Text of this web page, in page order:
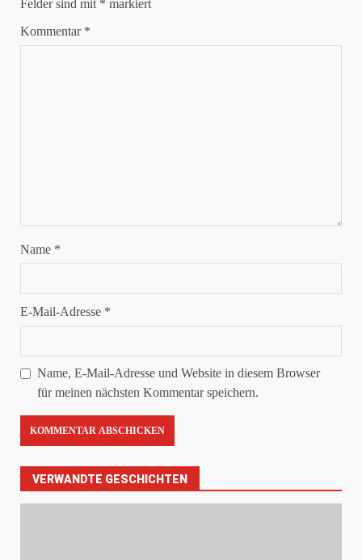
Felder sind mit * markiert
Kommentar *
Name *
E-Mail-Adresse *
Name, E-Mail-Adresse und Website in diesem Browser
für meinen nächsten Kommentar speichern.
VERWANDTE GESCHICHTEN